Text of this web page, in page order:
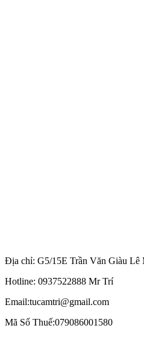
Địa chỉ: G5/15E Trần Văn Giàu Lê
Hotline: 0937522888 Mr Trí
Email:tucamtri@gmail.com
Mã Số Thuế:079086001580